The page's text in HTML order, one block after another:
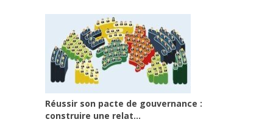
Réussir son pacte de gouvernance :
construire une relat...